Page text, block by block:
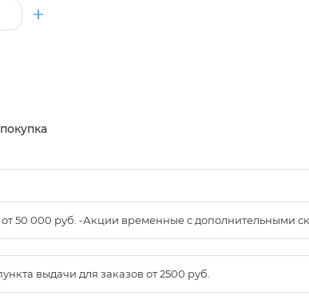
от 50 000 руб. -Акции временные с дополнительными
выдачи для заказов от 2500 руб.